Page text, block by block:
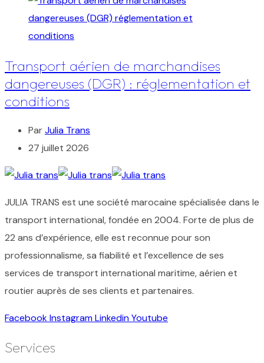
Transport aérien de marchandises
dangereuses (DGR) : réglementation et
conditions
ParJulia Trans
27 juillet 2026
JULIA TRANS est une société marocaine spécialisée dans le
transport international, fondée en 2004. Forte de plus de
22 ans d’expérience, elle est reconnue pour son
professionnalisme, sa fiabilité et l’excellence de ses
services de transport international maritime, aérien et
routier auprès de ses clients et partenaires.
FacebookInstagramLinkedinYoutube
Services